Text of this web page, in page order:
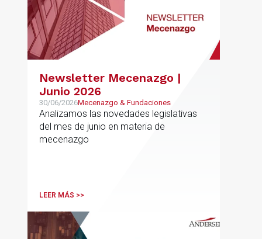
Newsletter Mecenazgo |
Junio 2026
30/06/2026Mecenazgo & Fundaciones
Analizamos las novedades legislativas
del mes de junio en materia de
mecenazgo
LEER MÁS >>